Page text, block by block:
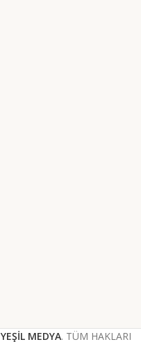
YEŞİL MEDYA. TÜM HAKLARI